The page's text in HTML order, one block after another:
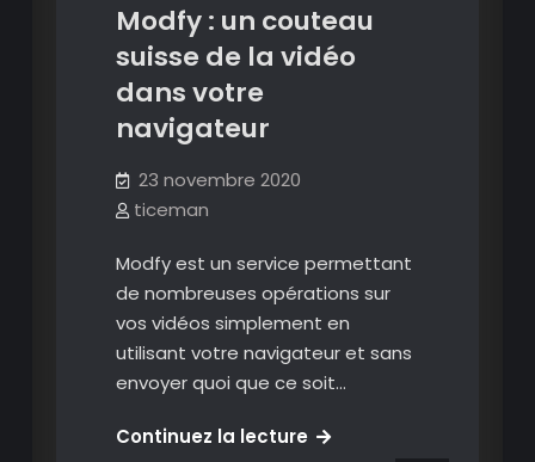
Modfy : un couteau
suisse de la vidéo
dans votre
navigateur
23 novembre 2020
ticeman
Modfy est un service permettant
de nombreuses opérations sur
vos vidéos simplement en
utilisant votre navigateur et sans
envoyer quoi que ce soit…
Continuez la lectureModfy
Convertir des vidéos
decouper des videos